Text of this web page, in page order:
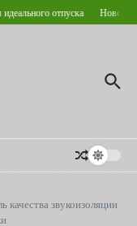
отпуска
качества звукоизоляции